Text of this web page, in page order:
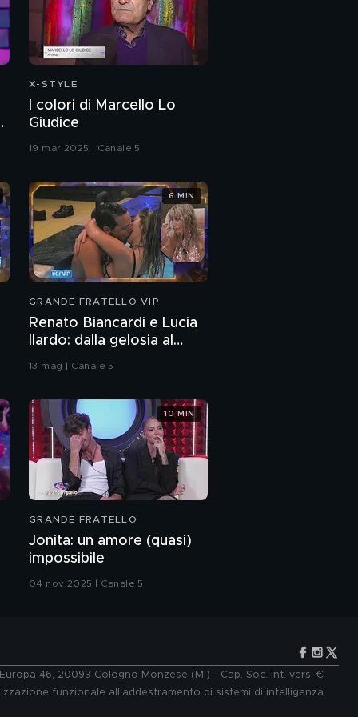
Cristel Carrisi: "Sono
mamma di tre bambini"
Romina Carrisi: "I
Romina Power: "La mia
vita da mamma"
Cristel e Romina: il
ricordo della sorella
Ylenia
La poesia di Romina
Carrisi
Romina Power e i suoi
nipoti
Romina Carrisi e
l'amore per Stefano
l'amore per l'infanzia
X-STYLE
I colori di Marcello Lo
Giudice
19 mar 2025 | Canale 5
GRANDE FRATELLO VIP
Renato Biancardi e Lucia
Ilardo: dalla gelosia al
13 mag | Canale 5
6 MIN
GRANDE FRATELLO
Jonita: un amore (quasi)
impossibile
04 nov 2025 | Canale 5
10 MIN
46, 20093 Cologno Monzese (MI) - Cap. Soc. int. vers. €
funzionale all'addestramento di sistemi di intelligenza